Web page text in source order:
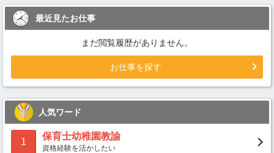
最近見たお仕事
まだ閲覧履歴がありません。
お仕事を探す
人気ワード
1
保育士幼稚園教諭
資格経験を活かしたい